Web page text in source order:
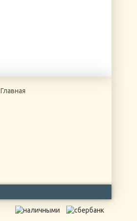
Главная